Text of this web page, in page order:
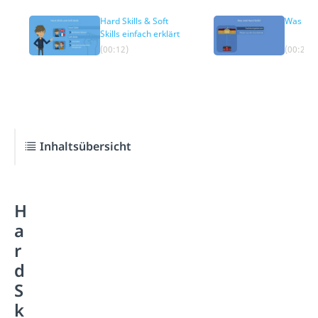
Hard Skills & Soft
Skills einfach erklärt
(00:12)
Was
(00:26)
Inhaltsübersicht
H
a
r
d
S
k